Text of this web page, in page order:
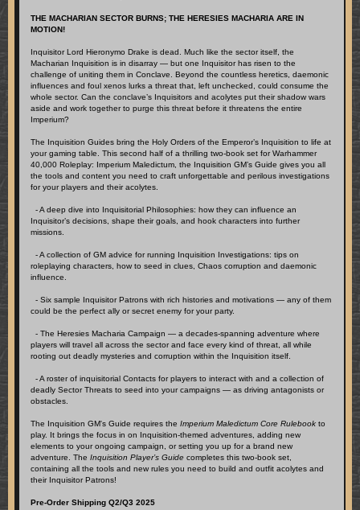
THE MACHARIAN SECTOR BURNS; THE HERESIES MACHARIA ARE IN
MOTION!
Inquisitor Lord Hieronymo Drake is dead. Much like the sector itself, the
Macharian Inquisition is in disarray — but one Inquisitor has risen to the
challenge of uniting them in Conclave. Beyond the countless heretics, daemonic
influences and foul xenos lurks a threat that, left unchecked, could consume the
whole sector. Can the conclave’s Inquisitors and acolytes put their shadow wars
aside and work together to purge this threat before it threatens the entire
Imperium?
The Inquisition Guides bring the Holy Orders of the Emperor’s Inquisition to life at
your gaming table. This second half of a thrilling two-book set for Warhammer
40,000 Roleplay: Imperium Maledictum, the Inquisition GM’s Guide gives you all
the tools and content you need to craft unforgettable and perilous investigations
for your players and their acolytes.
- A deep dive into Inquisitorial Philosophies: how they can influence an
Inquisitor’s decisions, shape their goals, and hook characters into further
missions.
- A collection of GM advice for running Inquisition Investigations: tips on
roleplaying characters, how to seed in clues, Chaos corruption and daemonic
influence.
- Six sample Inquisitor Patrons with rich histories and motivations — any of them
could be the perfect ally or secret enemy for your party.
- The Heresies Macharia Campaign — a decades-spanning adventure where
players will travel all across the sector and face every kind of threat, all while
rooting out deadly mysteries and corruption within the Inquisition itself.
- A roster of inquisitorial Contacts for players to interact with and a collection of
deadly Sector Threats to seed into your campaigns — as driving antagonists or
obstacles.
The Inquisition GM's Guide requires theImperium Maledictum Core Rulebook to
play. It brings the focus in on Inquisition-themed adventures, adding new
elements to your ongoing campaign, or setting you up for a brand new
adventure. TheInquisition Player’s Guide completes this two-book set,
containing all the tools and new rules you need to build and outfit acolytes and
their Inquisitor Patrons!
Pre-Order Shipping Q2/Q3 2025